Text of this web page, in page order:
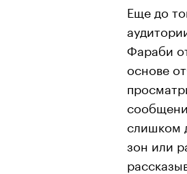
Еще до
Фараби
основе
слишком
зон или